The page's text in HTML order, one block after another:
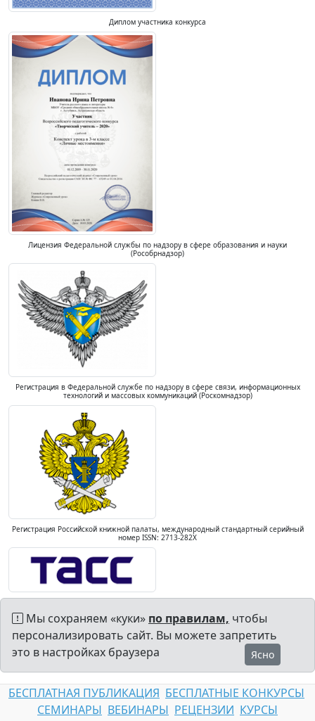
Диплом участника конкурса
Лицензия Федеральной службы по надзору в сфере образования и науки
(Рособрнадзор)
Регистрация в Федеральной службе по надзору в сфере связи, информационных
технологий и массовых коммуникаций (Роскомнадзор)
Регистрация Российской книжной палаты, международный стандартный серийный
номер ISSN: 2713-282X
Мы сохраняем «куки» по правилам, чтобы
персонализировать сайт. Вы можете запретить
это в настройках браузера
Ясно
БЕСПЛАТНАЯ ПУБЛИКАЦИЯ БЕСПЛАТНЫЕ КОНКУРСЫ
СЕМИНАРЫ ВЕБИНАРЫ РЕЦЕНЗИИ КУРСЫ